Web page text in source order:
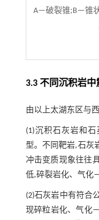
A—破裂锥;B—锥
3.3 不同沉积岩
由以上太湖东区与
(1)沉积石灰岩和
型。不同靶岩,石灰
冲击变质现象往往
低,碎裂岩化、气化
(2)石灰岩中有符合
现碎粒岩化、气化